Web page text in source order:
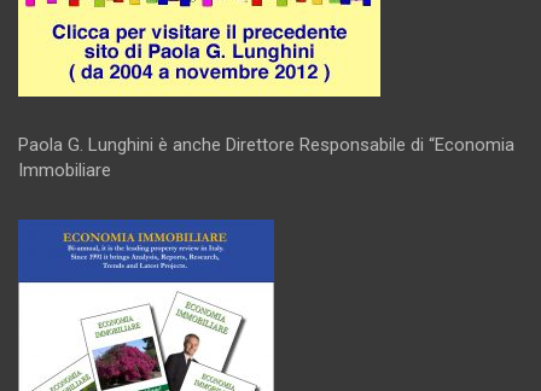
Paola G. Lunghini è anche Direttore Responsabile di “Economia
Immobiliare